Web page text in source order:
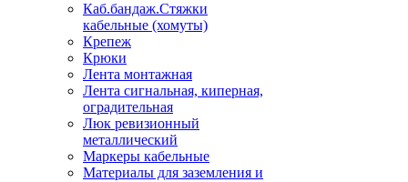
Каб.бандаж.Стяжки
кабельные (хомуты)
Крепеж
Крюки
Лента монтажная
Лента сигнальная, киперная,
оградительная
Люк ревизионный
металлический
Маркеры кабельные
Материалы для заземления и